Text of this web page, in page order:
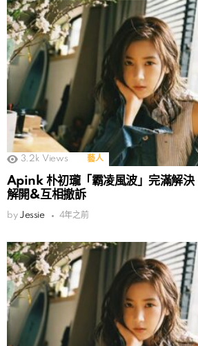
3.2k Views 藝人
Apink 朴初瓏「霸凌風波」完滿解決
解開&互相撤訴
by Jessie 4年之前